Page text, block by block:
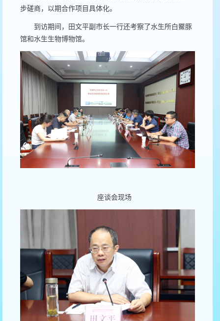
步磋商，以期合作项目具体化。
到访期间，田文平副市长一行还考察了水生所白鱀豚
馆和水生生物博物馆。
座谈会现场